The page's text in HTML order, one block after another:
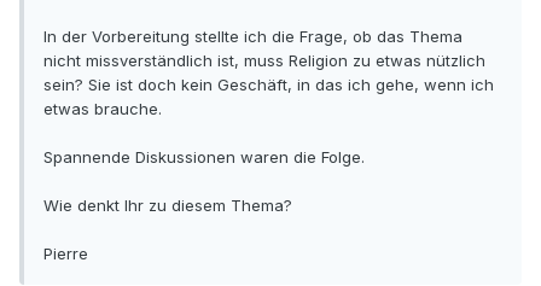
In der Vorbereitung stellte ich die Frage, ob das Thema
nicht missverständlich ist, muss Religion zu etwas nützlich
sein? Sie ist doch kein Geschäft, in das ich gehe, wenn ich
etwas brauche.
Spannende Diskussionen waren die Folge.
Wie denkt Ihr zu diesem Thema?
Pierre